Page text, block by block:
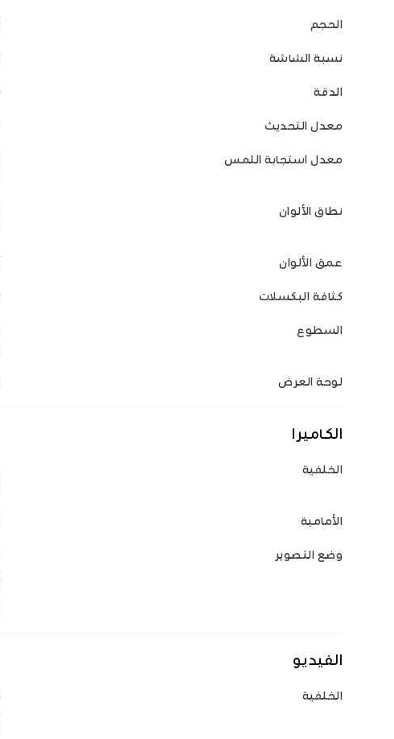
الحجم
نسبة الشاشة
الدقة
معدل التحديث
معدل استجابة اللمس
نطاق الألوان
عمق الألوان
كثافة البكسلات
السطوع
لوحة العرض
الكاميرا
الخلفية
الأمامية
وضع التصوير
الفيديو
الخلفية